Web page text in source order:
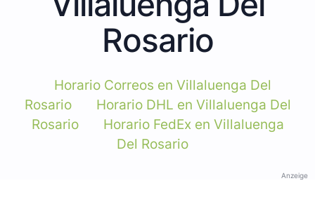
Rosario
Horario Correos en Villaluenga Del
Rosario
Horario DHL en Villaluenga Del
Rosario
Horario FedEx en Villaluenga
Del Rosario
Anzeige